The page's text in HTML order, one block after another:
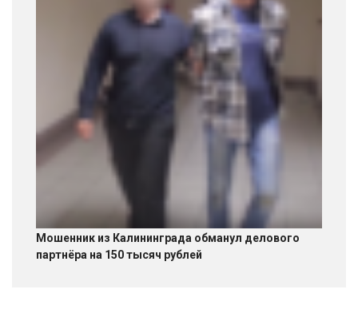
Мошенник из Калининграда обманул делового
партнёра на 150 тысяч рублей